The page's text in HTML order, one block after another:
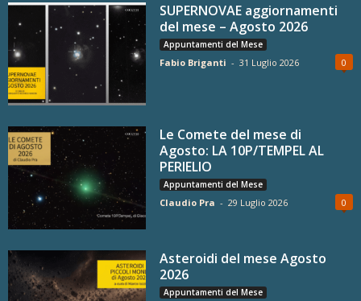
SUPERNOVAE aggiornamenti
del mese – Agosto 2026
Appuntamenti del Mese
Fabio Briganti - 31 Luglio 2026 0
Le Comete del mese di
Agosto: LA 10P/TEMPEL AL
PERIELIO
Appuntamenti del Mese
Claudio Pra - 29 Luglio 2026 0
Asteroidi del mese Agosto
2026
Appuntamenti del Mese